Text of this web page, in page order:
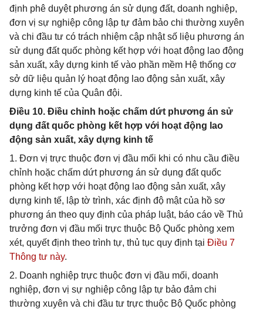
định phê duyệt phương án sử dụng đất, doanh nghiệp,
đơn vị sự nghiệp công lập tự đảm bảo chi thường xuyên
và chi đầu tư có trách nhiệm cập nhật số liệu phương án
sử dụng đất quốc phòng kết hợp với hoạt động lao động
sản xuất, xây dựng kinh tế vào phần mềm Hệ thống cơ
sở dữ liệu quản lý hoạt động lao động sản xuất, xây
dựng kinh tế của Quân đội.
Điều 10. Điều chỉnh hoặc chấm dứt phương án sử
dụng đất quốc phòng kết hợp với hoạt động lao
động sản xuất, xây dựng kinh tế
1. Đơn vị trực thuộc đơn vị đầu mối khi có nhu cầu điều
chỉnh hoặc chấm dứt phương án sử dụng đất quốc
phòng kết hợp với hoạt động lao động sản xuất, xây
dựng kinh tế, lập tờ trình, xác định độ mật của hồ sơ
phương án theo quy định của pháp luật, báo cáo về Thủ
trưởng đơn vị đầu mối trực thuộc Bộ Quốc phòng xem
xét, quyết định theo trình tự, thủ tục quy định tại Điều 7
Thông tư này.
2. Doanh nghiệp trực thuộc đơn vị đầu mối, doanh
nghiệp, đơn vị sự nghiệp công lập tự bảo đảm chi
thường xuyên và chi đầu tư trực thuộc Bộ Quốc phòng